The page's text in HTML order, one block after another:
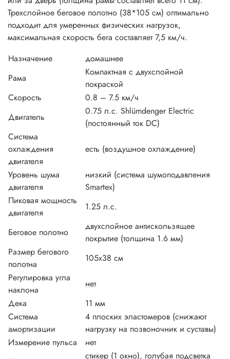
Трехслойное беговое полотно (38*105 см) оптимально
подходит для умеренных физических нагрузок,
максимальная скорость бега составляет 7,5 км/ч.
Назначение
домашнее
Рама
Компактная с двухслойной
покраской
Скорость
0.8 – 7.5 км/ч
Двигатель
0.75 л.с. Shlümdenger Electric
(постоянный ток DC)
Система
охлаждения
двигателя
есть (воздушное охлаждение)
Уровень шума
двигателя
низкий (система шумоподавления
Smartex)
Пиковая мощность
двигателя
1.25 л.с.
Беговое полотно
двухслойное антискользящее
покрытие (толщина 1.6 мм)
Размер бегового
полотна
105х38 см
Регулировка угла
наклона
нет
Дека
11 мм
Система
амортизации
4 плоских эластомеров (снижают
нагрузку на позвоночник и суставы)
Измерение пульса
нет
стикер (1 окно), голубая подсветка